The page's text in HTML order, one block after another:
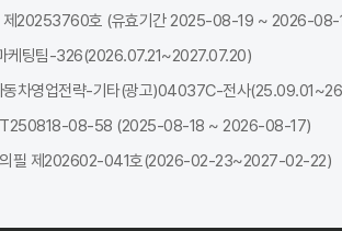
제20253760호 (유효기간 2025-08-19 ~ 2026-08-
케팅팀-326(2026.07.21~2027.07.20)
차영업전략-기타(광고)04037C-전사
T250818-08-58 (2025-08-18 ~ 2026-08-17)
의필 제202602-041호(2026-02-23~2027-02-22)